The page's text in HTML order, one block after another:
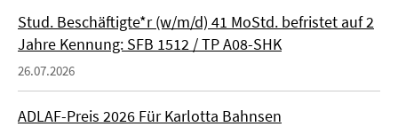
Stud. Beschäftigte*r (w/m/d) 41 MoStd. befristet auf 2
Jahre Kennung: SFB 1512 / TP A08-SHK
26.07.2026
ADLAF-Preis 2026 Für Karlotta Bahnsen